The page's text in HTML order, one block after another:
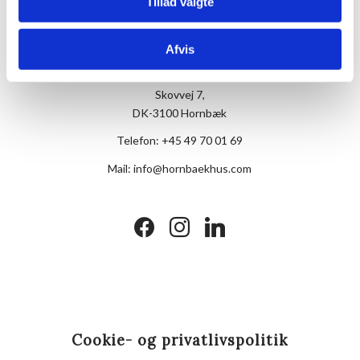
Afvis
Hotel Hornbækhus
Skovvej 7,
DK-3100 Hornbæk
Telefon: +45 49 70 01 69
Mail:info@hornbaekhus.com
facebookinstagramlinkedin
Cookie- og privatlivspolitik